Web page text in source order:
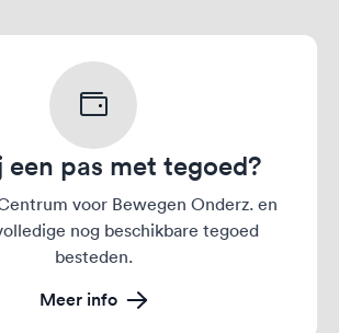
een pas met tegoed?
voor Bewegen Onderz. en
nog beschikbare tegoed
besteden.
Meer info